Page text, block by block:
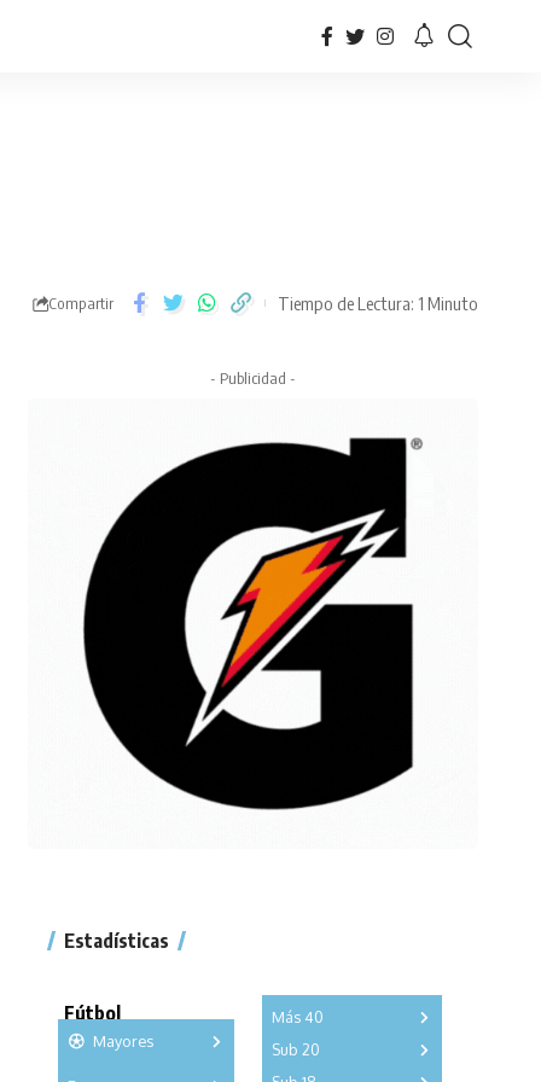
Compartir Tiempo de Lectura: 1 Minuto
- Publicidad -
Estadísticas
Fútbol
Mayores
Más 40
Sub 20